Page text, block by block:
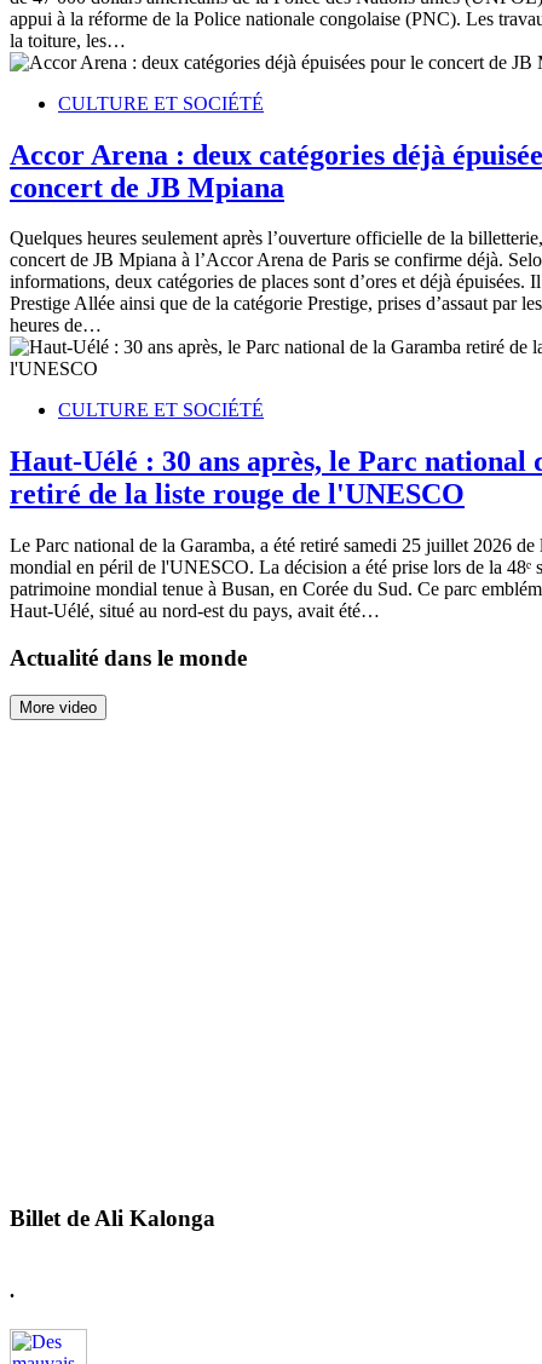
appui à la réforme de la Police nationale congolaise (PNC). Les
la toiture, les…
CULTURE ET SOCIÉTÉ
Accor Arena : deux catégories déjà
concert de JB Mpiana
Quelques heures seulement après l’ouverture officielle de la
concert de JB Mpiana à l’Accor Arena de Paris se confirme déjà.
informations, deux catégories de places sont d’ores et déjà épuisées.
Prestige Allée ainsi que de la catégorie Prestige, prises d’assaut par
heures de…
CULTURE ET SOCIÉTÉ
Haut-Uélé : 30 ans après, le Parc national
retiré de la liste rouge de l'UNESCO
Le Parc national de la Garamba, a été retiré samedi 25 juillet 2026
mondial en péril de l'UNESCO. La décision a été prise lors de la 48ᵉ
patrimoine mondial tenue à Busan, en Corée du Sud. Ce parc
Haut-Uélé, situé au nord-est du pays, avait été…
Actualité dans le monde
More video
Billet de Ali Kalonga
.